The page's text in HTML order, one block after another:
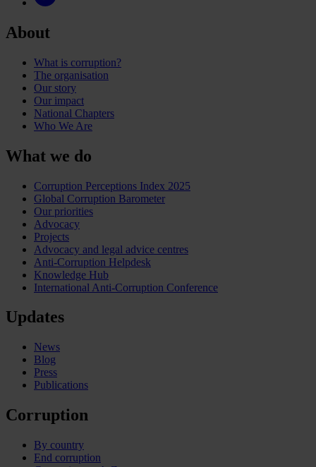
About
What is corruption?
The organisation
Our story
Our impact
National Chapters
Who We Are
What we do
Corruption Perceptions Index 2025
Global Corruption Barometer
Our priorities
Advocacy
Projects
Advocacy and legal advice centres
Anti-Corruption Helpdesk
Knowledge Hub
International Anti-Corruption Conference
Updates
News
Blog
Press
Publications
Corruption
By country
End corruption